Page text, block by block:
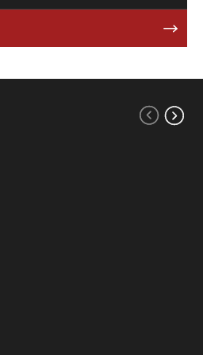
più moderati. In 5 anni il balzo
il +300%